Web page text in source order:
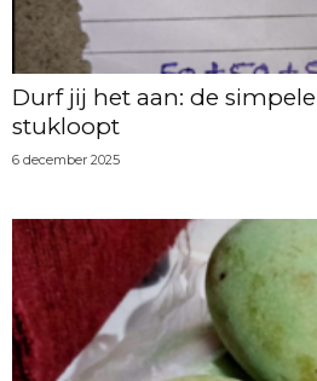
Durf jij het aan: de
stukloopt
6 december 2025